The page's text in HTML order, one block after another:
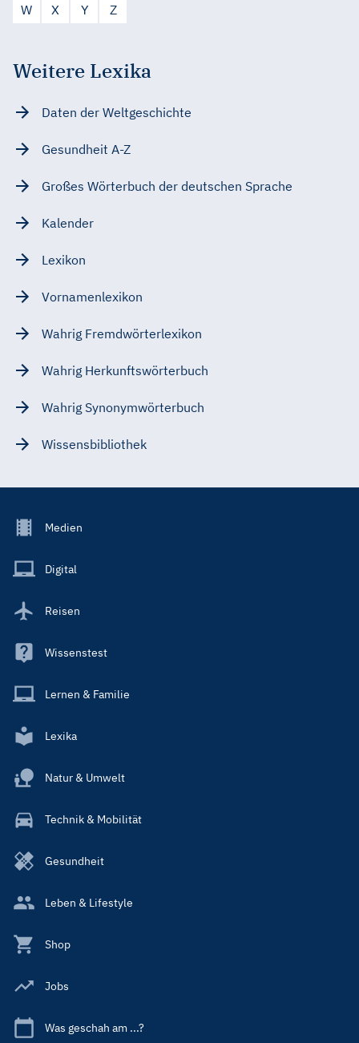
W
X Y Z
Weitere Lexika
Daten der Weltgeschichte
Gesundheit A-Z
Großes Wörterbuch der deutschen Sprache
Kalender
Lexikon
Vornamenlexikon
Wahrig Fremdwörterlexikon
Wahrig Herkunftswörterbuch
Wahrig Synonymwörterbuch
Wissensbibliothek
Footer
Main
Medien
Digital
Reisen
Wissenstest
Lernen & Familie
Lexika
Natur & Umwelt
Technik & Mobilität
Gesundheit
Leben & Lifestyle
Shop
Jobs
Was geschah am ...?